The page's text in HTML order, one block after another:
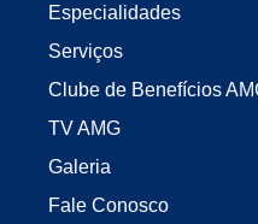
Especialidades
Serviços
Clube de Benefícios
TV AMG
Galeria
Fale Conosco